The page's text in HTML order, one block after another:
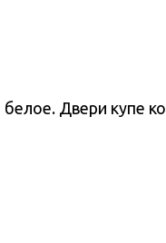
Двери купе